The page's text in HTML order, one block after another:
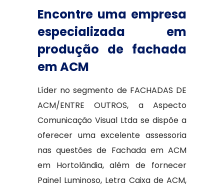
Encontre uma empresa
especializada em
produção de fachada
em ACM
Líder no segmento de FACHADAS DE
ACM/ENTRE OUTROS, a Aspecto
Comunicação Visual Ltda se dispõe a
oferecer uma excelente assessoria
nas questões de Fachada em ACM
em Hortolândia, além de fornecer
Painel Luminoso, Letra Caixa de ACM,